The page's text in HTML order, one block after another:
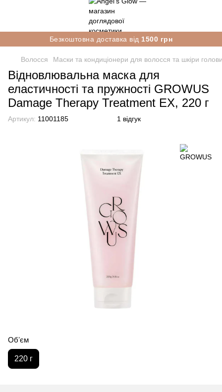
Безкоштовна доставка від 1500 грн
Волосся Маски та кондиціонери для волосся та шкіри
Відновлювальна маска для
еластичності та пружності GROWUS
Damage Therapy Treatment EX, 220 г
Артикул: 11001185 1 відгук
Обʼєм
220 г